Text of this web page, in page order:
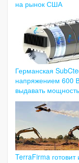
на рынок США
Германская
напряжением 600
выдавать
TerraFirma